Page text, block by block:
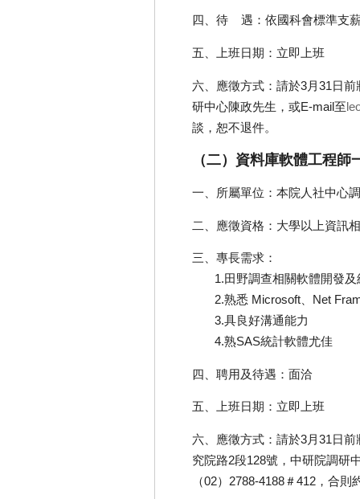
四、待 遇：依國科會標準支
五、上班日期：立即上班
六、應徵方式：請於3月31日
研中心陳政先生，或E-mail至
談，恕不退件。
（二）資料庫軟體工程師
一、所屬單位：本院人社中心
二、應徵資格：大學以上資訊
三、專長需求：
1.田野調查相關軟體開發及
2.熟悉 Microsoft、Net
3.具良好溝通能力
4.熟SAS統計軟體尤佳
四、聘用及待遇：面洽
五、上班日期：立即上班
六、應徵方式：請於3月31日
究院路2段128號，中研院調研
（02）2788-4188＃412，合則